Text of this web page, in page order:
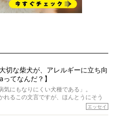
切な柴犬が、アレルギーに立ち向
てなんだ？】
気にもなりにくい犬種である」。
れるこの文言ですが、ほんとうにそう
エッセイ